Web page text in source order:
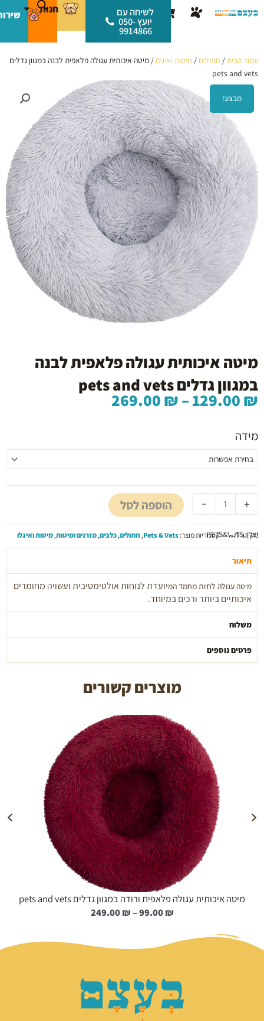
לתוכן
עגלת
קניות
לשיחה עם
יועץ 050-
9914866
חנות
עמוד הבית/ חתולים / מיטות ואיגלו / מיטה איכותית עגולה פלאפית לבנה במגוון גדלים
pets and vets
מבצע!
מיטה איכותית עגולה פלאפית לבנה
במגוון גדלים pets and vets
129.00₪
–
269.00₪
מידה
-
עגולה
לבנה
במגוון
pets
and
+ הוספה לסל
יצרן: PETS&VETS
מק"ט:ללא קטגוריות מוצר:Pets & Vets
, חתולים,כלבים,מזרנים ומיטות,מיטות ואיגלו
תיאור
מיטה עגולה לחיות מחמד המיועדת לנוחות אולטימטיבית ועשויה מחומרים
איכותיים ביותר ורכים במיוחד.
משלוח
פרטים נוספים
מוצרים קשורים
הוספה לעגלה
מיטה איכותית עגולה פלאפית ורודה במגוון גדלים pets and vets
99.00₪
–
249.00₪
ט
ח
י
ר